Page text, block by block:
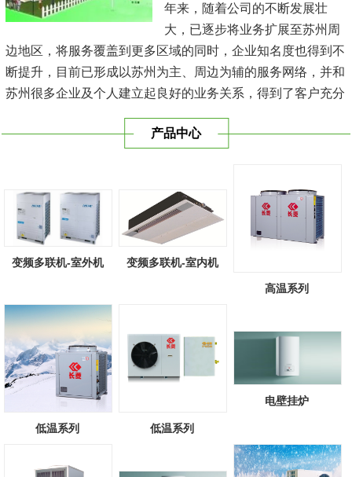
年来，随着公司的不断发展壮
大，已逐步将业务扩展至苏州周
边地区，将服务覆盖到更多区域的同时，企业知名度也得到不
断提升，目前已形成以苏州为主、周边为辅的服务网络，并和
苏州很多企业及个人建立起良好的业务关系，得到了客户充分
与时俱进，树立良好的企业形象，以优质的服务、优质的技术
产品中心
变频多联机-室外机 变频多联机-室内机
高温系列
低温系列 低温系列
电壁挂炉